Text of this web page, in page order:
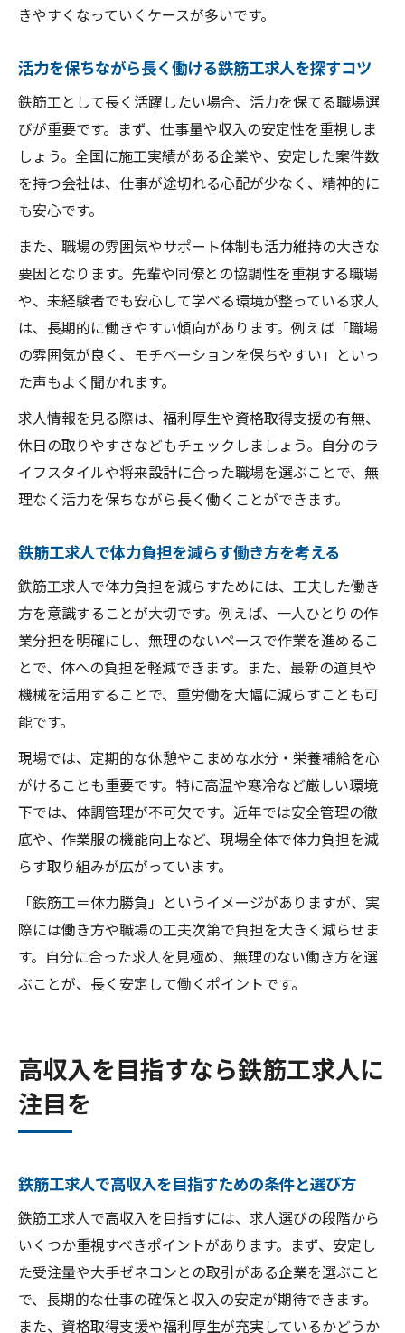
鉄筋工求人が未経験者にもおすすめな理由
きやすくなっていくケースが多いです。
活力を保ちながら長く働ける鉄筋工求人を探すコツ
鉄筋工として長く活躍したい場合、活力を保てる職場選
びが重要です。まず、仕事量や収入の安定性を重視しま
しょう。全国に施工実績がある企業や、安定した案件数
を持つ会社は、仕事が途切れる心配が少なく、精神的に
も安心です。
また、職場の雰囲気やサポート体制も活力維持の大きな
要因となります。先輩や同僚との協調性を重視する職場
や、未経験者でも安心して学べる環境が整っている求人
は、長期的に働きやすい傾向があります。例えば「職場
の雰囲気が良く、モチベーションを保ちやすい」といっ
た声もよく聞かれます。
求人情報を見る際は、福利厚生や資格取得支援の有無、
休日の取りやすさなどもチェックしましょう。自分のラ
イフスタイルや将来設計に合った職場を選ぶことで、無
理なく活力を保ちながら長く働くことができます。
鉄筋工求人で体力負担を減らす働き方を考える
鉄筋工求人で体力負担を減らすためには、工夫した働き
方を意識することが大切です。例えば、一人ひとりの作
業分担を明確にし、無理のないペースで作業を進めるこ
とで、体への負担を軽減できます。また、最新の道具や
機械を活用することで、重労働を大幅に減らすことも可
能です。
現場では、定期的な休憩やこまめな水分・栄養補給を心
がけることも重要です。特に高温や寒冷など厳しい環境
下では、体調管理が不可欠です。近年では安全管理の徹
底や、作業服の機能向上など、現場全体で体力負担を減
らす取り組みが広がっています。
「鉄筋工＝体力勝負」というイメージがありますが、実
際には働き方や職場の工夫次第で負担を大きく減らせま
す。自分に合った求人を見極め、無理のない働き方を選
ぶことが、長く安定して働くポイントです。
高収入を目指すなら鉄筋工求人に
注目を
鉄筋工求人で高収入を目指すための条件と選び方
鉄筋工求人で高収入を目指すには、求人選びの段階から
いくつか重視すべきポイントがあります。まず、安定し
た受注量や大手ゼネコンとの取引がある企業を選ぶこと
で、長期的な仕事の確保と収入の安定が期待できます。
また、資格取得支援や福利厚生が充実しているかどうか